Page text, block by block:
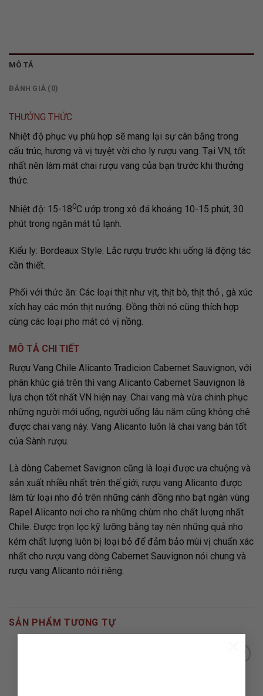
MÔ TẢ
ĐÁNH GIÁ (0)
THƯỞNG THỨC
Nhiệt độ phục vụ phù hợp sẽ mang lại sự cân bằng trong
cấu trúc, hương và vị tuyệt vời cho ly rượu vang. Tại VN, tốt
nhất nên làm mát chai rượu vang của bạn trước khi thưởng
thức.
Nhiệt độ: 15-180C ướp trong xô đá khoảng 10-15 phút, 30
phút trong ngăn mát tủ lạnh.
Kiểu ly: Bordeaux Style. Lắc rượu trước khi uống là động tác
cần thiết.
Phối với thức ăn: Các loại thịt như vịt, thịt bò, thịt thỏ , gà xúc
xích hay các món thịt nướng. Đồng thời nó cũng thích hợp
cùng các loại pho mát có vị nồng.
MÔ TẢ CHI TIẾT
Rượu Vang Chile Alicanto Tradicion Cabernet Sauvignon, với
phân khúc giá trên thì vang Alicanto Cabernet Sauvignon là
lựa chọn tốt nhất VN hiện nay. Chai vang mà vừa chinh phục
những người mới uống, người uống lâu năm cũng không chê
được chai vang này. Vang Alicanto luôn là chai vang bán tốt
của Sành rượu.
Là dòng Cabernet Savignon cũng là loại được ưa chuộng và
sản xuất nhiều nhất trên thế giới, rượu vang Alicanto được
làm từ loại nho đỏ trên những cánh đồng nho bạt ngàn vùng
Rapel Alicanto nơi cho ra những chùm nho chất lượng nhất
Chile. Được trọn lọc kỹ lưỡng bằng tay nên những quả nho
kém chất lượng luôn bị loại bỏ để đảm bảo mùi vị chuẩn xác
nhất cho rượu vang dòng Cabernet Sauvignon nói chung và
rượu vang Alicanto nói riêng.
SẢN PHẨM TƯƠNG TỰ